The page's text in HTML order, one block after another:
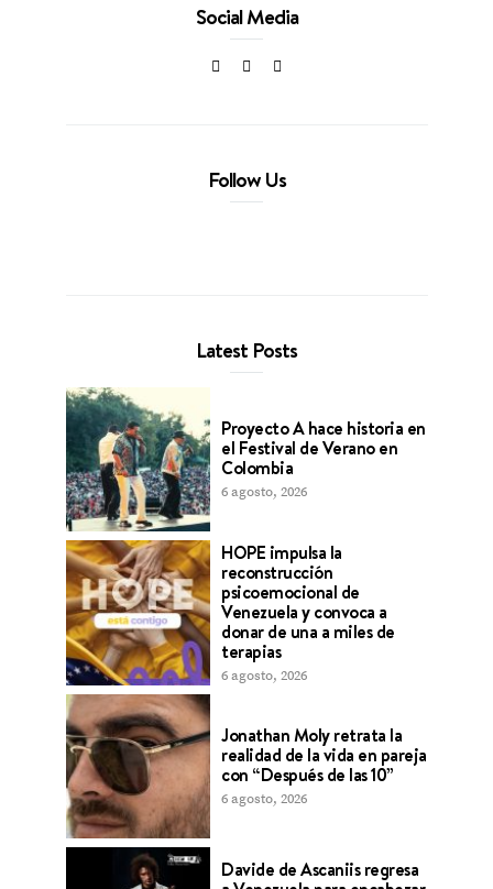
Social Media
Follow Us
Latest Posts
Proyecto A hace historia en
el Festival de Verano en
Colombia
6 agosto, 2026
HOPE impulsa la
reconstrucción
psicoemocional de
Venezuela y convoca a
donar de una a miles de
terapias
6 agosto, 2026
Jonathan Moly retrata la
realidad de la vida en pareja
con “Después de las 10”
6 agosto, 2026
Davide de Ascaniis regresa